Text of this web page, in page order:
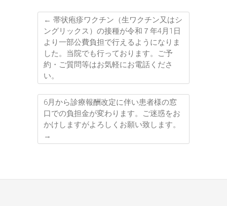
← 帯状疱疹ワクチン（生ワクチン又はシ
ングリックス）の接種が令和７年4月1日
より一部公費負担で行えるようになりま
した。当院でも行っております。ご予
約・ご質問等はお気軽にお電話くださ
い。
6月から診療報酬改定に伴い患者様の窓
口での負担金が変わります。ご迷惑をお
かけしますがよろしくお願い致します。
→